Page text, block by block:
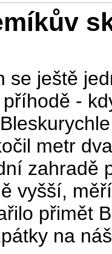
se ještě
-
metr
zahradě
vyšší,
přimět
na